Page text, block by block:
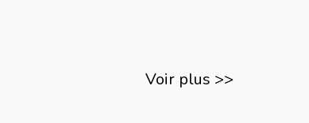
Voir plus >>